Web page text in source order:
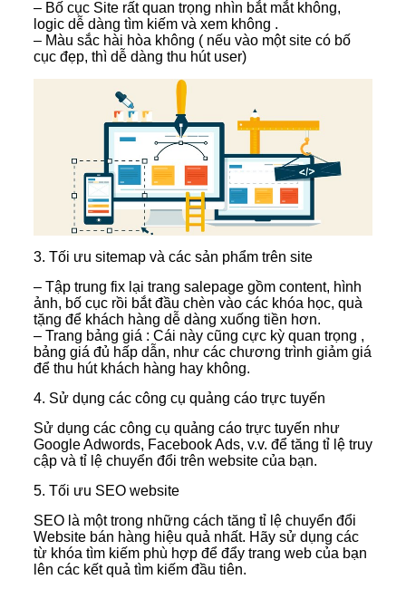
– Bố cục Site rất quan trọng nhìn bắt mắt không,
logic dễ dàng tìm kiếm và xem không .
– Màu sắc hài hòa không ( nếu vào một site có bố
cục đẹp, thì dễ dàng thu hút user)
3. Tối ưu sitemap và các sản phẩm trên site
– Tập trung fix lại trang salepage gồm content, hình
ảnh, bố cục rồi bắt đầu chèn vào các khóa học, quà
tặng để khách hàng dễ dàng xuống tiền hơn.
– Trang bảng giá : Cái này cũng cực kỳ quan trọng ,
bảng giá đủ hấp dẫn, như các chương trình giảm giá
để thu hút khách hàng hay không.
4. Sử dụng các công cụ quảng cáo trực tuyến
Sử dụng các công cụ quảng cáo trực tuyến như
Google Adwords, Facebook Ads, v.v. để tăng tỉ lệ truy
cập và tỉ lệ chuyển đổi trên website của bạn.
5. Tối ưu SEO website
SEO là một trong những cách tăng tỉ lệ chuyển đổi
Website bán hàng hiệu quả nhất. Hãy sử dụng các
từ khóa tìm kiếm phù hợp để đẩy trang web của bạn
lên các kết quả tìm kiếm đầu tiên.